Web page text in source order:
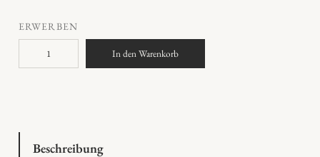
ERWERBEN
i
In den Warenkorb
Beschreibung